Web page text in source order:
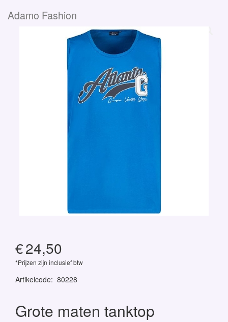
Adamo Fashion
€24,50
*Prijzen zijn inclusief btw
Artikelcode: 80228
Grote maten tanktop